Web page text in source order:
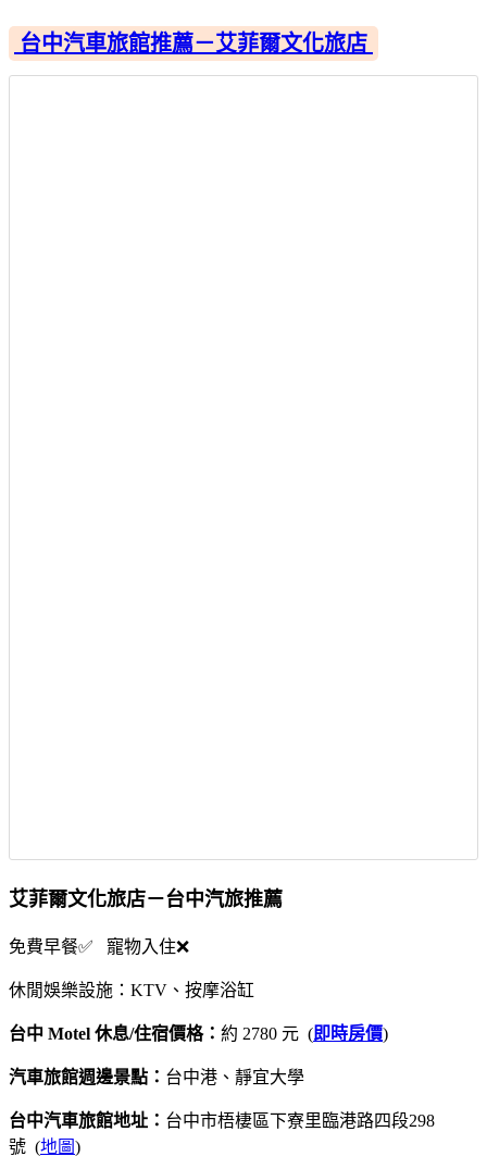
台中汽車旅館推薦－艾菲爾文化旅店
艾菲爾文化旅店－台中汽旅推薦
免費早餐✅ 寵物入住❌
休閒娛樂設施：KTV、按摩浴缸
台中 Motel 休息/住宿價格： 約 2780 元 (即時房價)
汽車旅館週邊景點： 台中港、靜宜大學
台中汽車旅館地址： 台中市梧棲區下寮里臨港路四段298
號 (地圖)